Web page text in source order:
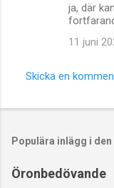
ja, där
11 juni
Skicka en
Populära inlägg i
Öronbedövande